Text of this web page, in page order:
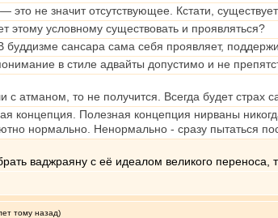
это не значит отсутствующее. Кстати, существует
этому условному существовать и проявляться?
буддизме сансара сама себя проявляет,
в стиле адвайты допустимо и не
с атманом, то не получится. Всегда будет страх
концепция. Полезная концепция нирваны
нормально. Ненормально - сразу пытаться
ваджраяну с её идеалом великого переноса,
тому назад)